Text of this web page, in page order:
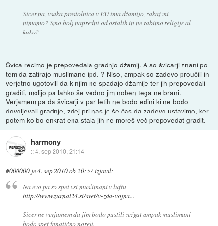
Sicer pa, vsaka prestolnica v EU ima džamijo, zakaj mi
nimamo? Smo bolj napredni od ostalih in ne rabimo religije al
kako?
Švica recimo je prepovedala gradnjo džamij. A so švicarji znani po
tem da zatirajo muslimane ipd. ? Niso, ampak so zadevo proučili in
verjetno ugotovili da k njim ne spadajo džamije ter jih prepovedali
graditi, molijo pa lahko še vedno jim noben tega ne brani.
Verjamem pa da švicarji v par letih ne bodo edini ki ne bodo
dovoljevali gradnje, zdej pri nas je še čas da zadevo ustavimo, ker
potem ko bo enkrat ena stala jih ne moreš več prepovedat gradit.
harmony
::4. sep 2010, 21:14
#000000 je4. sep 2010 ob 20:57izjavil:
Na evo pa so spet vsi muslimani v luftu
http://www.zurnal24.si/svet/v-zda-vojna...
Sicer ne verjamem da jim bodo pustili sežgat ampak muslimani
bodo spet fanatično noreli.